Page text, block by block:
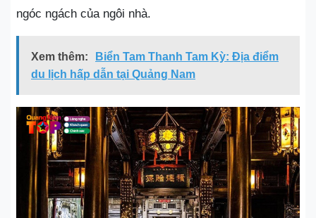
ngóc ngách của ngôi nhà.
Xem thêm:
Biển Tam Thanh Tam Kỳ: Địa điểm
du lịch hấp dẫn tại Quảng Nam